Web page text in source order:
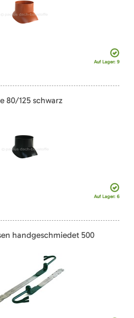
Auf Lager: 9
80/125 schwarz
Auf Lager: 6
handgeschmiedet 500